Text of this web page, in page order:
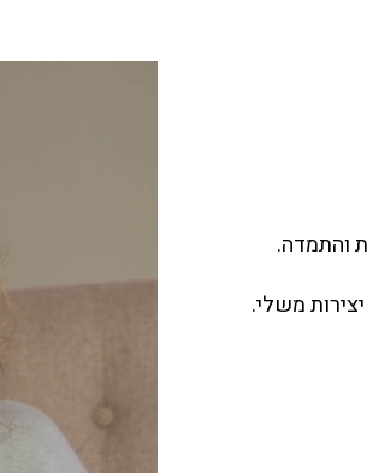
והתמדה.
משלי.